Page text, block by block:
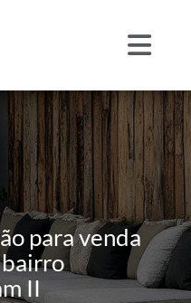
para venda
bairro
II